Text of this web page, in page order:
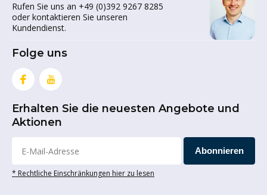
Rufen Sie uns an +49 (0)392 9267 8285
oder kontaktieren Sie unseren
Kundendienst.
Folge uns
Erhalten Sie die neuesten Angebote und
Aktionen
Abonnieren
* Rechtliche Einschränkungen hier zu lesen